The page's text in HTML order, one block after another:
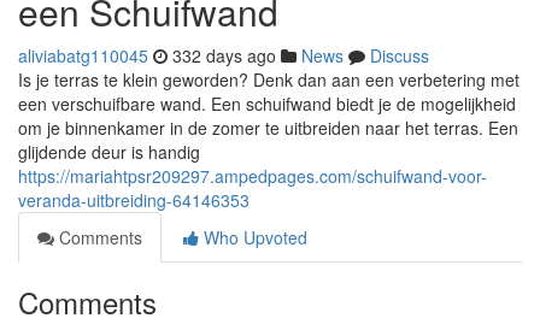
een Schuifwand
aliviabatg110045 332 days ago News
Discuss
Is je terras te klein geworden? Denk dan aan een verbetering met
een verschuifbare wand. Een schuifwand biedt je de mogelijkheid
om je binnenkamer in de zomer te uitbreiden naar het terras. Een
glijdende deur is handig
https://mariahtpsr209297.ampedpages.com/schuifwand-voor-
veranda-uitbreiding-64146353
Comments
Who Upvoted
Comments